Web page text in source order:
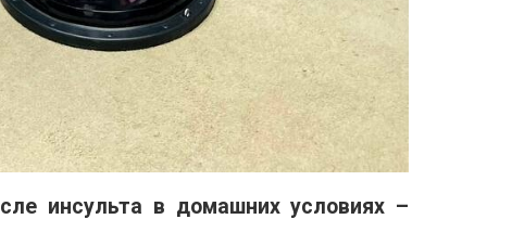
инсульта в домашних условиях –